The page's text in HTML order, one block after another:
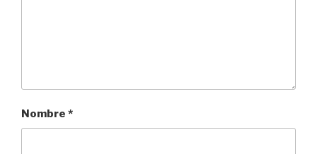
Nombre *